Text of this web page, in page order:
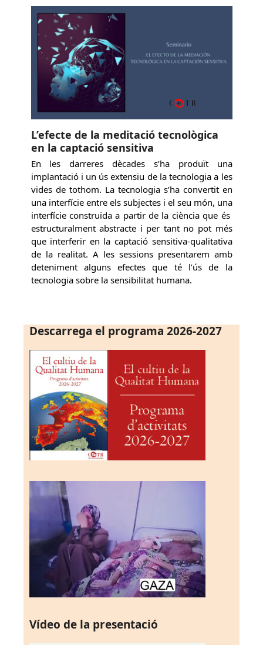
L’efecte de la meditació tecnològica
en la captació sensitiva
En les darreres dècades s’ha produït una
implantació i un ús extensiu de la tecnologia a les
vides de tothom. La tecnologia s’ha convertit en
una interfície entre els subjectes i el seu món, una
interfície construïda a partir de la ciència que és
estructuralment abstracte i per tant no pot més
que interferir en la captació sensitiva-qualitativa
de la realitat. A les sessions presentarem amb
deteniment alguns efectes que té l’ús de la
tecnologia sobre la sensibilitat humana.
Descarrega el programa 2026-2027
Vídeo de la presentació